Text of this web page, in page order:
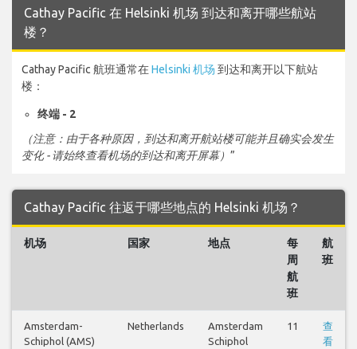
Cathay Pacific 在 Helsinki 机场 到达和离开哪些航站
楼？
Cathay Pacific 航班通常在Helsinki 机场 到达和离开以下航站
楼：
终端 - 2
（注意：由于各种原因，到达和离开航站楼可能并且确实会发生
变化 - 请始终查看机场的到达和离开屏幕） ”
Cathay Pacific 往返于哪些地点的 Helsinki 机场？
机场 国家 地点
每
周
航
班
航
班
Amsterdam-
Schiphol (AMS)
Netherlands
Amsterdam
Schiphol
11
查
看